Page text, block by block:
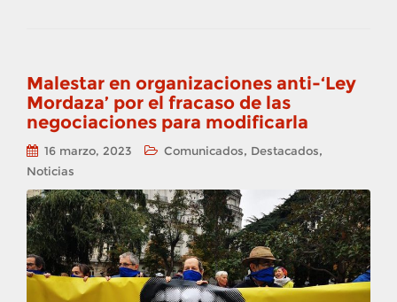
Malestar en organizaciones anti-‘Ley
Mordaza’ por el fracaso de las
negociaciones para modificarla
16 marzo, 2023 Comunicados, Destacados,
Noticias